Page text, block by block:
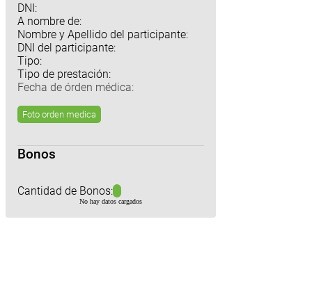
DNI:
A nombre de:
Nombre y Apellido del participante:
DNI del participante:
Tipo:
Tipo de prestación:
Fecha de órden médica:
Foto orden medica
Bonos
Cantidad de Bonos:
No hay datos cargados